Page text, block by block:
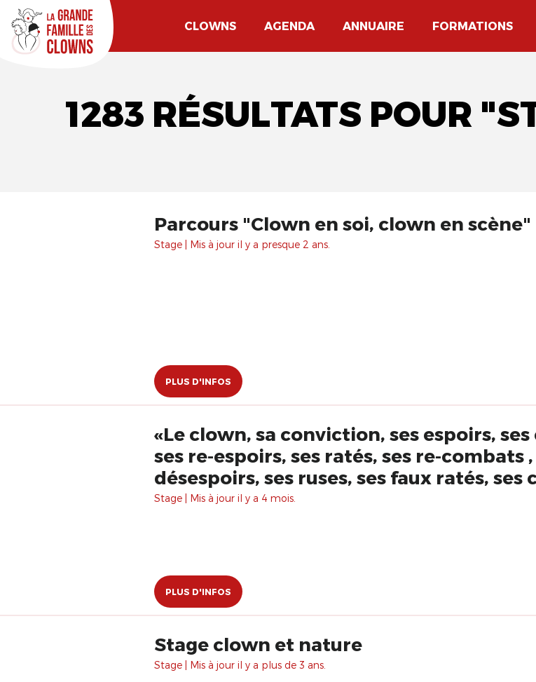
CLOWNS AGENDA ANNUAIRE FORMATIONS
1283 RÉSULTATS POUR
Parcours "Clown en soi, clown en scène"
Stage | Mis à jour il y a presque 2 ans.
PLUS D'INFOS
«Le clown, sa conviction, ses espoirs,
ses re-espoirs, ses ratés, ses re-combats
désespoirs, ses ruses, ses faux ratés,
avec Christian Tétard
Stage | Mis à jour il y a 4 mois.
PLUS D'INFOS
Stage clown et nature
Stage | Mis à jour il y a plus de 3 ans.